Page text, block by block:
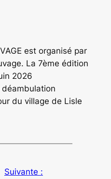
est organisé par
La 7ème édition
2026
du village de Lisle
Suivante :